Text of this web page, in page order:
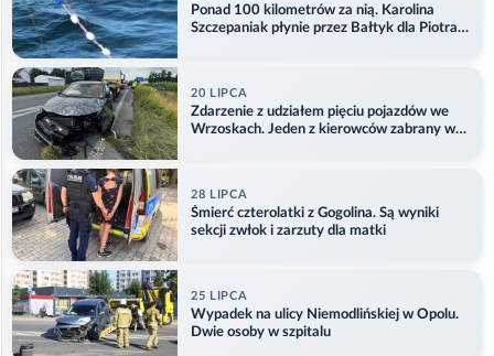
Ponad 100 kilometrów za nią. Karolina
Szczepaniak płynie przez Bałtyk dla Piotra.
20 LIPCA
Zdarzenie z udziałem pięciu pojazdów we
Wrzoskach. Jeden z kierowców zabrany w
28 LIPCA
Śmierć czterolatki z Gogolina. Są wyniki
sekcji zwłok i zarzuty dla matki
25 LIPCA
Wypadek na ulicy Niemodlińskiej w Opolu.
Dwie osoby w szpitalu